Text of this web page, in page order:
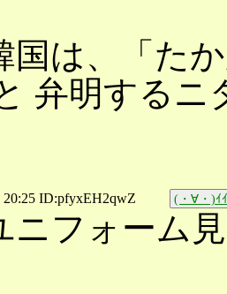
国は、「た
弁明するニ
20:25 ID:pfyxEH2qwZ (・∀・)ｲ
ニフォーム